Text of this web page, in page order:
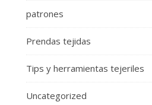
patrones
Prendas tejidas
Tips y herramientas tejeriles
Uncategorized